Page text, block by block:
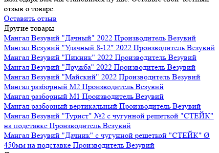
отзыв о товаре.
Оставить отзыв
Другие товары
Мангал Везувий "Дачный" 2022 Производитель Везувий
Мангал Везувий "Удачный 8-12" 2022 Производитель Везувий
Мангал Везувий "Пикник" 2022 Производитель Везувий
Мангал Везувий "Дружба" 2022 Производитель Везувий
Мангал Везувий "Майский" 2022 Производитель Везувий
Мангал разборный М2 Производитель Везувий
Мангал разборный М1 Производитель Везувий
Мангал разборный вертикальный Производитель Везувий
Мангал Везувий "Турист" №2 с чугунной решеткой "СТЕЙК"
на подставке Производитель Везувий
Мангал Везувий "Дачник" с чугунной решеткой "СТЕЙК" Ø
450мм на подставке Производитель Везувий